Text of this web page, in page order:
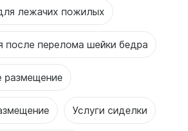
лежачих пожилых
после перелома шейки бедра
размещение
Услуги сиделки